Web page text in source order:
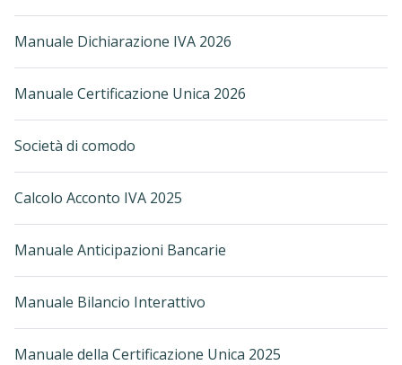
Manuale Dichiarazione IVA 2026
Manuale Certificazione Unica 2026
Società di comodo
Calcolo Acconto IVA 2025
Manuale Anticipazioni Bancarie
Manuale Bilancio Interattivo
Manuale della Certificazione Unica 2025